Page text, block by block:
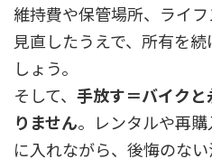
維持費や保管場所、ライ
見直したうえで、所有を
しょう。
そして、 手放す＝バイク
りません。レンタルや再
に入れながら、後悔のな